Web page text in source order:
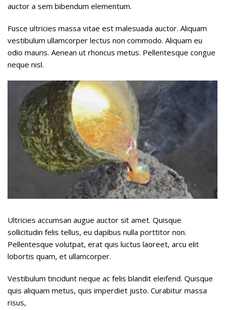
auctor a sem bibendum elementum.
Fusce ultricies massa vitae est malesuada auctor. Aliquam
vestibulum ullamcorper lectus non commodo. Aliquam eu
odio mauris. Aenean ut rhoncus metus. Pellentesque congue
neque nisl.
Ultricies accumsan augue auctor sit amet. Quisque
sollicitudin felis tellus, eu dapibus nulla porttitor non.
Pellentesque volutpat, erat quis luctus laoreet, arcu elit
lobortis quam, et ullamcorper.
Vestibulum tincidunt neque ac felis blandit eleifend. Quisque
quis aliquam metus, quis imperdiet justo. Curabitur massa
risus,